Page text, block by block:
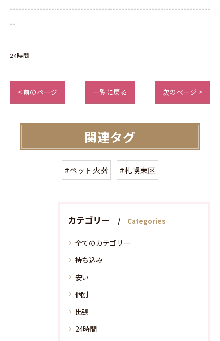
--------------------------------------------------------------------
--
24時間
< 前のページ 一覧に戻る 次のページ >
関連タグ
#ペット火葬 #札幌東区
カテゴリー Categories
全てのカテゴリー
持ち込み
安い
個別
出張
24時間